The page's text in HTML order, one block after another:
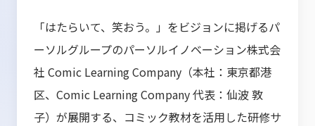
「はたらいて、笑おう。」をビジョンに掲げるパ
ーソルグループのパーソルイノベーション株式会
社 Comic Learning Company（本社：東京都港
区、Comic Learning Company 代表：仙波 敦
子）が展開する、コミック教材を活用した研修サ